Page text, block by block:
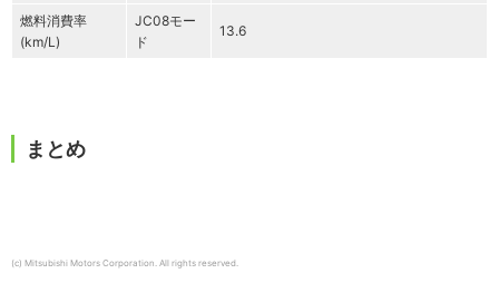
燃料消費率
(km/L)
JC08モー
ド
13.6
まとめ
(c) Mitsubishi Motors Corporation. All rights reserved.